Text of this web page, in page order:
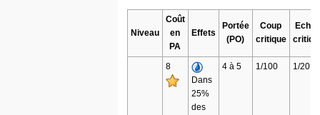
Niveau
Coût
en
PA
Effets
Portée
(PO)
Coup
critique
8
Dans
25%
des
4 à 5 1/100 1/20